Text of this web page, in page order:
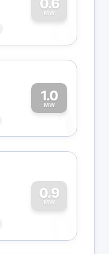
0.6
MW
0
1.0
MW1
0.9
MW
0